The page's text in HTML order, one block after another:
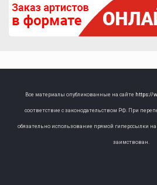
Все материалы опубликованные на сайте https://
соответствие с законодательством РФ. При
обязательно использование прямой гиперссылки на
заимствован.